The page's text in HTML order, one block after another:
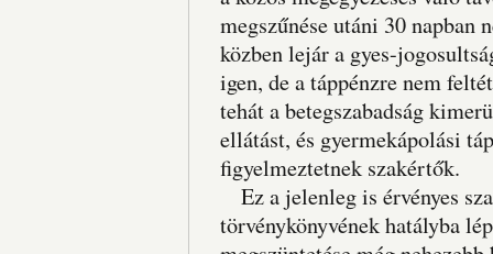
megszűnése utáni 30
közben lejár a gyes-
igen, de a táppénzre nem
tehát a betegszabadság
ellátást, és gyermekápolási
figyelmeztetnek szakértők.
Ez a jelenleg is érvényes
törvénykönyvének hatályba